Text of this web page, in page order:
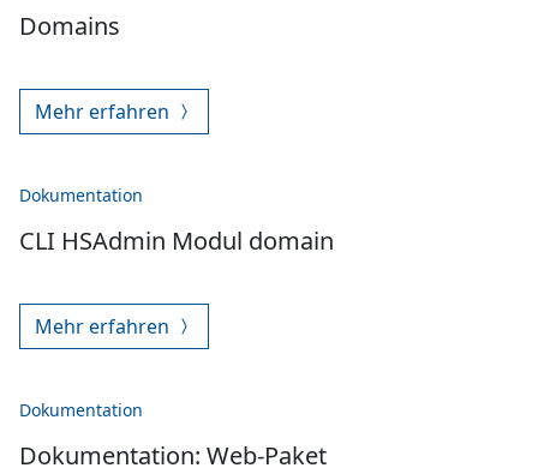
Domains
Mehr erfahren
Dokumentation
CLI HSAdmin Modul domain
Mehr erfahren
Dokumentation
Dokumentation: Web-Paket